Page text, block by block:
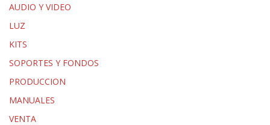
AUDIO Y VIDEO
LUZ
KITS
SOPORTES Y FONDOS
PRODUCCION
MANUALES
VENTA